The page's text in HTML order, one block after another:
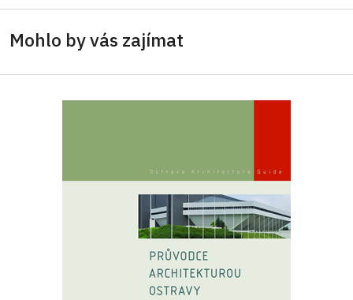
Mohlo by vás zajímat